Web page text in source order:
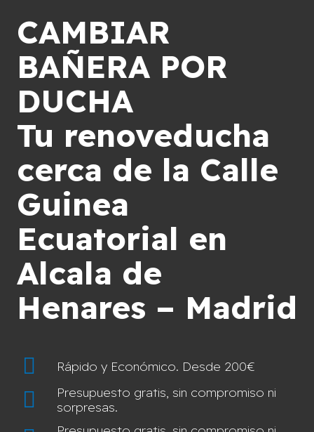
CAMBIAR
BAÑERA POR
DUCHA
Tu renoveducha
cerca de la Calle
Guinea
Ecuatorial en
Alcala de
Henares – Madrid
Rápido y Económico. Desde 200€
Presupuesto gratis, sin compromiso ni
sorpresas.